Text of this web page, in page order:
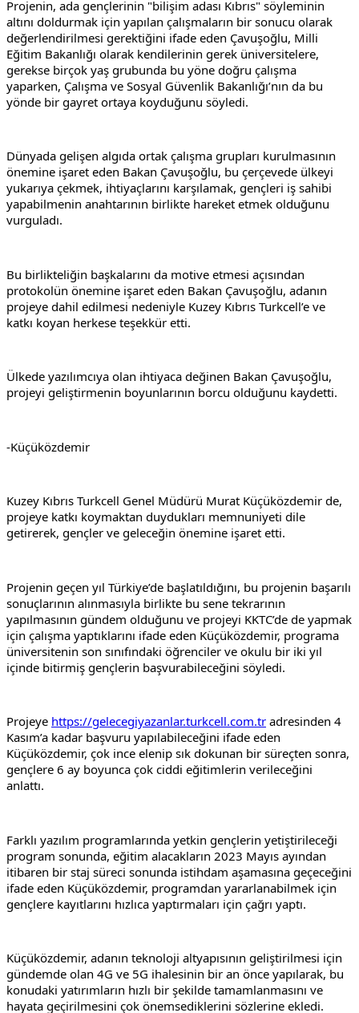
Projenin, ada gençlerinin "bilişim adası Kıbrıs" söyleminin
altını doldurmak için yapılan çalışmaların bir sonucu olarak
değerlendirilmesi gerektiğini ifade eden Çavuşoğlu, Milli
Eğitim Bakanlığı olarak kendilerinin gerek üniversitelere,
gerekse birçok yaş grubunda bu yöne doğru çalışma
yaparken, Çalışma ve Sosyal Güvenlik Bakanlığı’nın da bu
yönde bir gayret ortaya koyduğunu söyledi.
Dünyada gelişen algıda ortak çalışma grupları kurulmasının
önemine işaret eden Bakan Çavuşoğlu, bu çerçevede ülkeyi
yukarıya çekmek, ihtiyaçlarını karşılamak, gençleri iş sahibi
yapabilmenin anahtarının birlikte hareket etmek olduğunu
vurguladı.
Bu birlikteliğin başkalarını da motive etmesi açısından
protokolün önemine işaret eden Bakan Çavuşoğlu, adanın
projeye dahil edilmesi nedeniyle Kuzey Kıbrıs Turkcell’e ve
katkı koyan herkese teşekkür etti.
Ülkede yazılımcıya olan ihtiyaca değinen Bakan Çavuşoğlu,
projeyi geliştirmenin boyunlarının borcu olduğunu kaydetti.
-Küçüközdemir
Kuzey Kıbrıs Turkcell Genel Müdürü Murat Küçüközdemir de,
projeye katkı koymaktan duydukları memnuniyeti dile
getirerek, gençler ve geleceğin önemine işaret etti.
Projenin geçen yıl Türkiye’de başlatıldığını, bu projenin başarılı
sonuçlarının alınmasıyla birlikte bu sene tekrarının
yapılmasının gündem olduğunu ve projeyi KKTC’de de yapmak
için çalışma yaptıklarını ifade eden Küçüközdemir, programa
üniversitenin son sınıfındaki öğrenciler ve okulu bir iki yıl
içinde bitirmiş gençlerin başvurabileceğini söyledi.
Projeye https://gelecegiyazanlar.turkcell.com.tr adresinden 4
Kasım’a kadar başvuru yapılabileceğini ifade eden
Küçüközdemir, çok ince elenip sık dokunan bir süreçten sonra,
gençlere 6 ay boyunca çok ciddi eğitimlerin verileceğini
anlattı.
Farklı yazılım programlarında yetkin gençlerin yetiştirileceği
program sonunda, eğitim alacakların 2023 Mayıs ayından
itibaren bir staj süreci sonunda istihdam aşamasına geçeceğini
ifade eden Küçüközdemir, programdan yararlanabilmek için
gençlere kayıtlarını hızlıca yaptırmaları için çağrı yaptı.
Küçüközdemir, adanın teknoloji altyapısının geliştirilmesi için
gündemde olan 4G ve 5G ihalesinin bir an önce yapılarak, bu
konudaki yatırımların hızlı bir şekilde tamamlanmasını ve
hayata geçirilmesini çok önemsediklerini sözlerine ekledi.